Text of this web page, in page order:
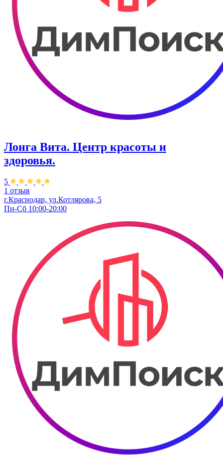
Лонга Вита. ​Центр красоты и
здоровья.
5
1 отзыв
г.Краснодар, ул.Котлярова, 5
Пн-Сб 10:00-20:00